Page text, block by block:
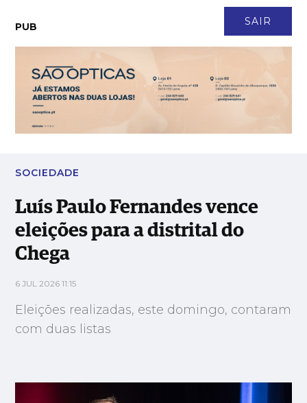
SAIR
PUB
Luís Paulo Fernandes vence eleições para a distrital do Chega
SOCIEDADE
Luís Paulo Fernandes vence
eleições para a distrital do
Chega
6 JUL 2026 11:15
Eleições realizadas, este domingo, contaram
com duas listas